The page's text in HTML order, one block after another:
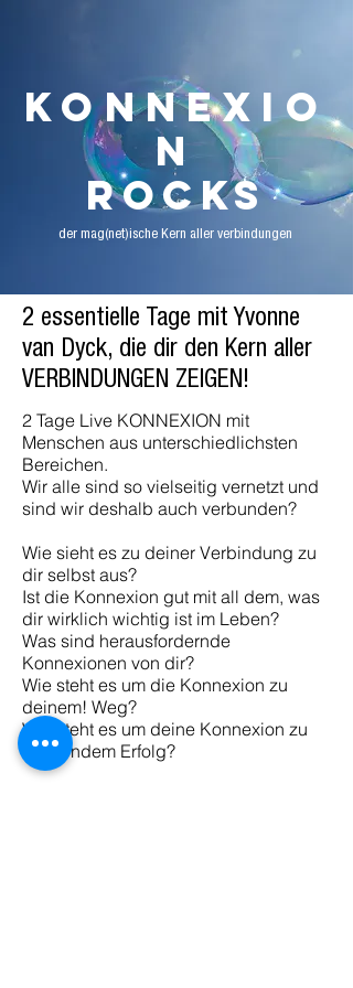
KONNEXIO
N
ROCKS
der mag(net)ische Kern aller verbindungen
2 essentielle Tage mit Yvonne
van Dyck, die dir den Kern aller
VERBINDUNGEN ZEIGEN!
2 Tage Live KONNEXION mit
Menschen aus unterschiedlichsten
Bereichen.
Wir alle sind so vielseitig vernetzt und
sind wir deshalb auch verbunden?
Wie sieht es zu deiner Verbindung zu
dir selbst aus?
Ist die Konnexion gut mit all dem, was
dir wirklich wichtig ist im Leben?
Was sind herausfordernde
Konnexionen von dir?
Wie steht es um die Konnexion zu
deinem! Weg?
Wie steht es um deine Konnexion zu
erfüllendem Erfolg?